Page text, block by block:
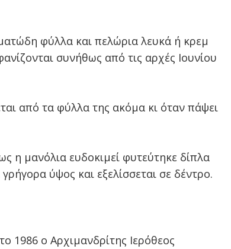
φύλλα και πελώρια λευκά ή κρεμ
συνήθως από τις αρχές Ιουνίου
από τα φύλλα της ακόμα κι όταν πάψει
μανόλια ευδοκιμεί φυτεύτηκε δίπλα
ύψος και εξελίσσεται σε δέντρο.
1986 ο Αρχιμανδρίτης Ιερόθεος